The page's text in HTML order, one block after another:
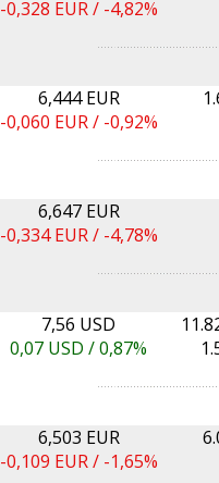
-0,328 EUR / -4,82%
6,444 EUR
-0,060 EUR / -0,92%
6,647 EUR
-0,334EUR / -4,78%
7,56 USD
0,07 USD /0,87%
6,503 EUR
-0,109 EUR / -1,65%